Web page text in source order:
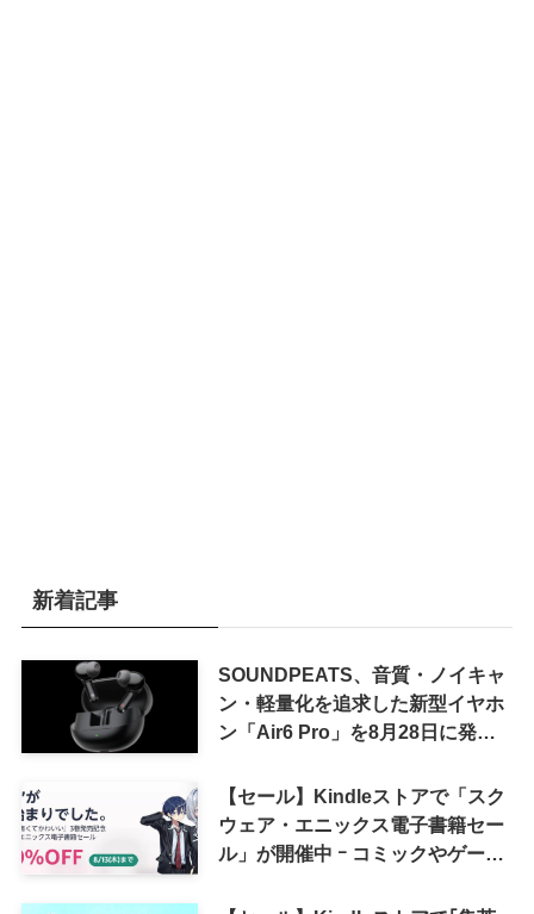
新着記事
SOUNDPEATS、音質・ノイキャ
ン・軽量化を追求した新型イヤホ
ン「Air6 Pro」を8月28日に発売
【セール】Kindleストアで「スク
ウェア・エニックス電子書籍セー
ル」が開催中 ｰ コミックやゲーム